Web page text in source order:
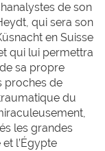
de son
qui sera son
en Suisse
qui lui permettra
sa propre
proches de
du
les grandes
l’Égypte